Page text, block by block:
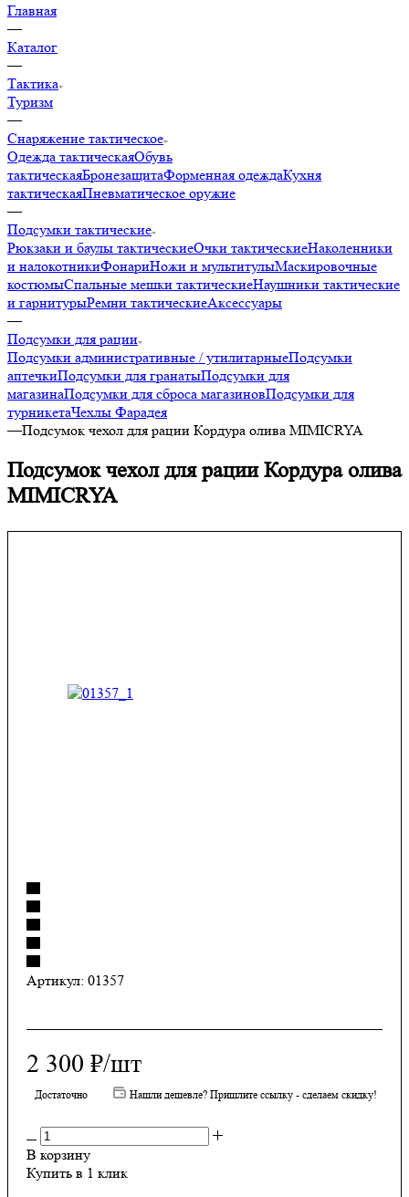
Главная
—
Каталог
—
Тактика
Туризм
—
Снаряжение тактическое
Одежда тактическаяОбувь
тактическаяБронезащитаФорменная одеждаКухня
тактическаяПневматическое оружие
—
Подсумки тактические
Рюкзаки и баулы тактическиеОчки тактическиеНаколенники
и налокотникиФонариНожи и мультитулыМаскировочные
костюмыСпальные мешки тактическиеНаушники тактические
и гарнитурыРемни тактическиеАксессуары
—
Подсумки для рации
Подсумки административные / утилитарныеПодсумки
аптечкиПодсумки для гранатыПодсумки для
магазинаПодсумки для сброса магазиновПодсумки для
турникетаЧехлы Фарадея
—Подсумок чехол для рации Кордура олива MIMICRYA
Подсумок чехол для рации Кордура олива
MIMICRYA
Артикул: 01357
2 300 ₽/шт
Достаточно Нашли дешевле? Пришлите ссылку - сделаем скидку!
В корзину
Купить в 1 клик